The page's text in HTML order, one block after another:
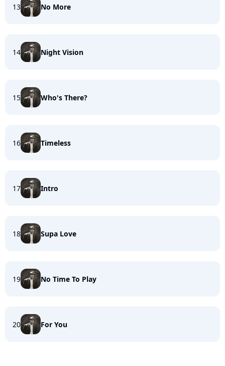
13 No More
14 Night Vision
15 Who's There?
16 Timeless
17 Intro
18 Supa Love
19 No Time To Play
20 For You